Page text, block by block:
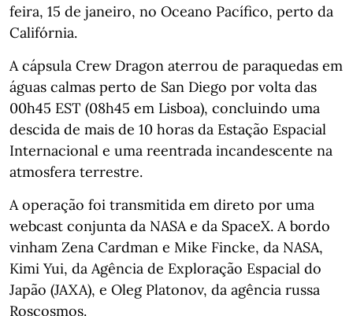
feira, 15 de janeiro, no Oceano Pacífico, perto da
Califórnia.
A cápsula Crew Dragon aterrou de paraquedas em
águas calmas perto de San Diego por volta das
00h45 EST (08h45 em Lisboa), concluindo uma
descida de mais de 10 horas da Estação Espacial
Internacional e uma reentrada incandescente na
atmosfera terrestre.
A operação foi transmitida em direto por uma
webcast conjunta da NASA e da SpaceX. A bordo
vinham Zena Cardman e Mike Fincke, da NASA,
Kimi Yui, da Agência de Exploração Espacial do
Japão (JAXA), e Oleg Platonov, da agência russa
Roscosmos.